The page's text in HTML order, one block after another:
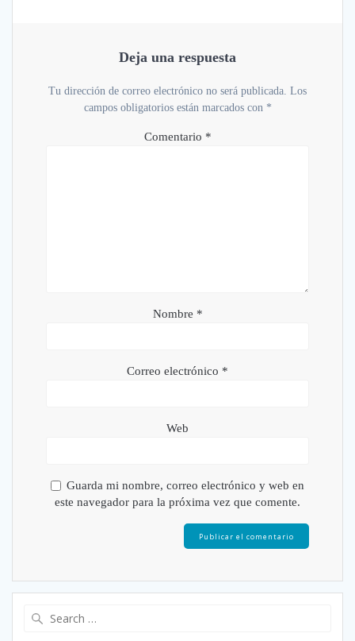
Deja una respuesta
Tu dirección de correo electrónico no será publicada. Los
campos obligatorios están marcados con *
Comentario *
Nombre *
Correo electrónico *
Web
Guarda mi nombre, correo electrónico y web en
este navegador para la próxima vez que comente.